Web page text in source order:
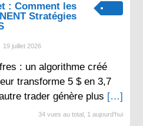
: Comment les
Stratégies
19 juillet 2026
: un algorithme créé
transforme 5 $ en 3,7
trader génère plus […]
34 vues au total, 1 aujourd'hui